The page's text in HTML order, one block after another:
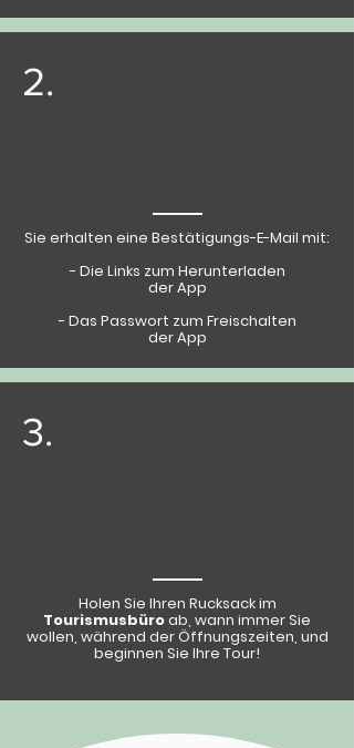
2.
Sie erhalten eine Bestätigungs-E-Mail mit:
- Die Links zum Herunterladen
der App
- Das Passwort zum Freischalten
der App
3.
Holen Sie Ihren Rucksack im
Tourismusbüroab, wann immer Sie
wollen, während der Öffnungszeiten, und
beginnen Sie Ihre Tour!